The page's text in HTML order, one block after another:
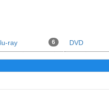
ray 6 DVD